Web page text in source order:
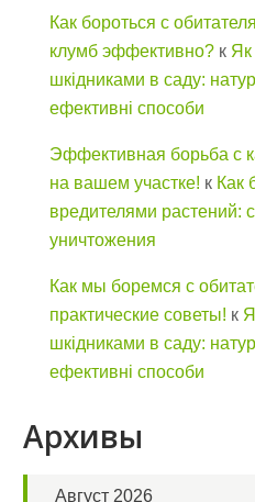
Как бороться с
клумб эффективно? к Як
шкідниками в саду:
ефективні способи
Эффективная борьба с
на вашем участке! к Как
вредителями растений:
уничтожения
Как мы боремся с
практические советы! к
шкідниками в саду:
ефективні способи
Архивы
Август 2026